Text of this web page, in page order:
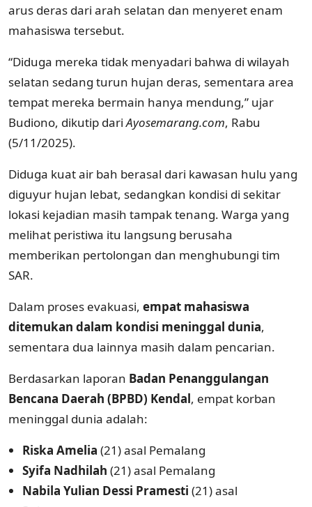
arus deras dari arah selatan dan menyeret enam
mahasiswa tersebut.
“Diduga mereka tidak menyadari bahwa di wilayah
selatan sedang turun hujan deras, sementara area
tempat mereka bermain hanya mendung,” ujar
Budiono, dikutip dariAyosemarang.com, Rabu
(5/11/2025).
Diduga kuat air bah berasal dari kawasan hulu yang
diguyur hujan lebat, sedangkan kondisi di sekitar
lokasi kejadian masih tampak tenang. Warga yang
melihat peristiwa itu langsung berusaha
memberikan pertolongan dan menghubungi tim
SAR.
Dalam proses evakuasi, empat mahasiswa
ditemukan dalam kondisi meninggal dunia,
sementara dua lainnya masih dalam pencarian.
Berdasarkan laporan Badan Penanggulangan
Bencana Daerah (BPBD) Kendal, empat korban
meninggal dunia adalah:
Riska Amelia (21) asal Pemalang
Syifa Nadhilah (21) asal Pemalang
Nabila Yulian Dessi Pramesti (21) asal